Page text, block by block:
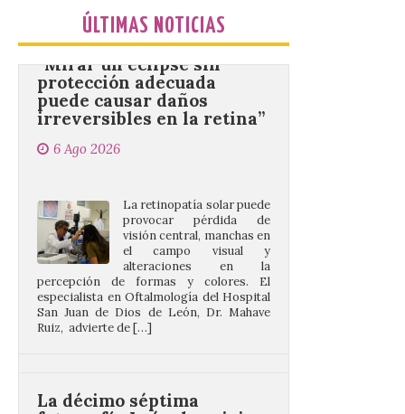
ÚLTIMAS NOTICIAS
“Mirar un eclipse sin
protección adecuada
puede causar daños
irreversibles en la retina”
6 Ago 2026
visión central, manchas en
el campo visual y
alteraciones en la
percepción de formas y colores. El
especialista en Oftalmología del Hospital
San Juan de Dios de León, Dr. Mahave
Ruiz, advierte de […]
nos llega desde la